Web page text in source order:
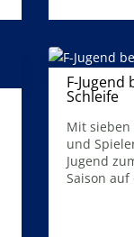
F-
Schleife
Mit
und
Jugend
Saison auf